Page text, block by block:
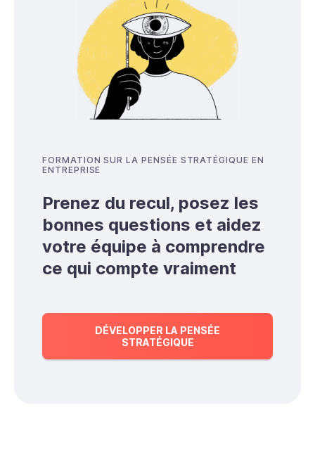
FORMATION SUR LA PENSÉE STRATÉGIQUE EN
ENTREPRISE
Prenez du recul, posez les
bonnes questions et aidez
votre équipe à comprendre
ce qui compte vraiment
DÉVELOPPER LA PENSÉE
STRATÉGIQUE